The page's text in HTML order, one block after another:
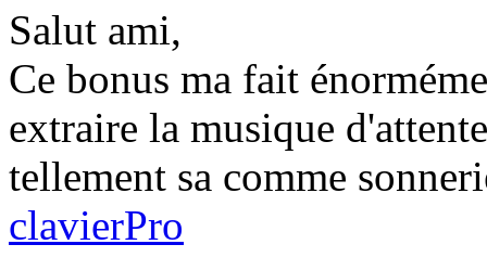
Salut ami,
Ce bonus ma fait
extraire la musique
tellement sa comme
clavierPro